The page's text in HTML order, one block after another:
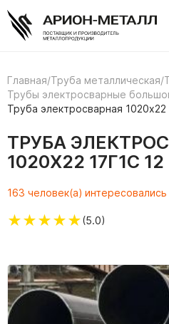
Главная/Труба металлическая/
Трубы электросварные
Труба электросварная 1020х22
ТРУБА
1020Х22 17Г1С
163 человек(а)
★★★★★(5.0)